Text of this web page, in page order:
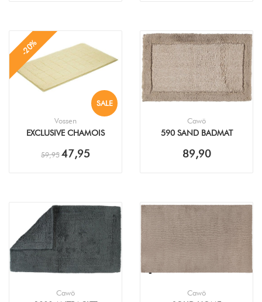
SALE
-20%
Vossen
EXCLUSIVE CHAMOIS
59,95 47,95
Cawö
590 SAND BADMAT
89,90
Cawö
Cawö